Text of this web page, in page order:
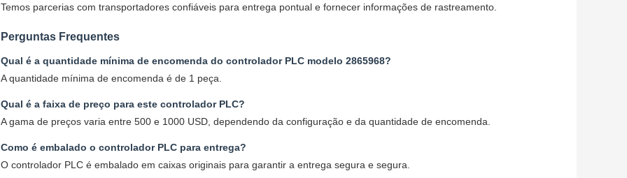
Temos parcerias com transportadores confiáveis para entrega pontual e fornecer informações de rastreamento.
Perguntas Frequentes
Qual é a quantidade mínima de encomenda do controlador PLC modelo 2865968?
A quantidade mínima de encomenda é de 1 peça.
Qual é a faixa de preço para este controlador PLC?
A gama de preços varia entre 500 e 1000 USD, dependendo da configuração e da quantidade de encomenda.
Como é embalado o controlador PLC para entrega?
O controlador PLC é embalado em caixas originais para garantir a entrega segura e segura.